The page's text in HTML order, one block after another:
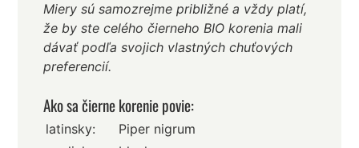
Miery sú samozrejme približné a vždy platí,
že by ste celého čierneho BIO korenia mali
dávať podľa svojich vlastných chuťových
preferencií.
Ako sa čierne korenie povie:
latinsky:
Piper nigrum